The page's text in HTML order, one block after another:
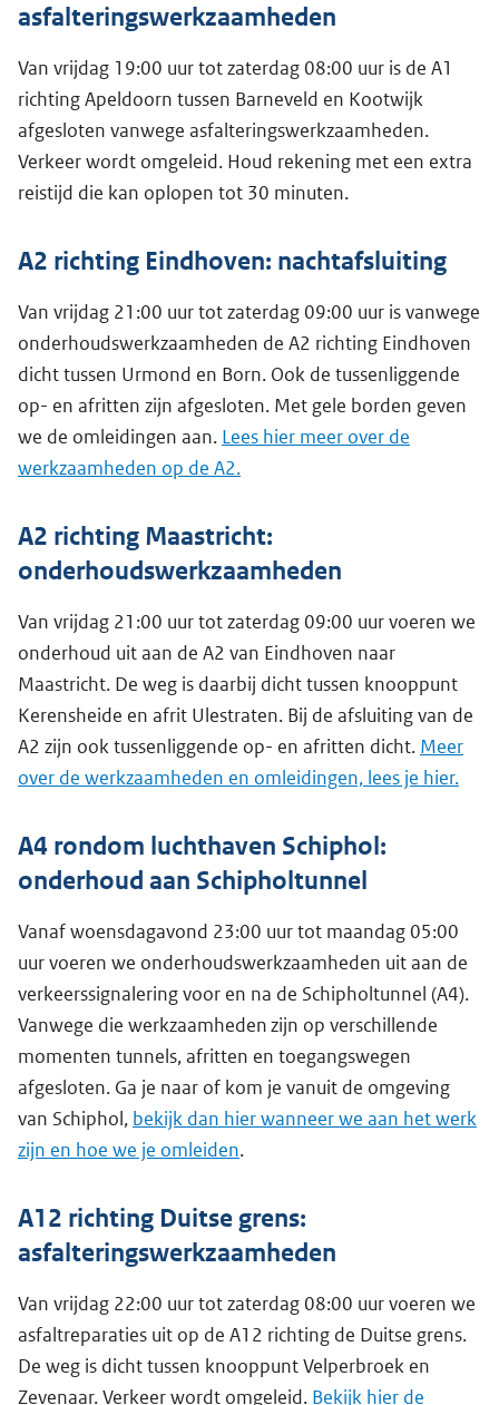
asfalteringswerkzaamheden
Van vrijdag 19:00 uur tot zaterdag 08:00 uur is de A1
richting Apeldoorn tussen Barneveld en Kootwijk
afgesloten vanwege asfalteringswerkzaamheden.
Verkeer wordt omgeleid. Houd rekening met een extra
reistijd die kan oplopen tot 30 minuten.
A2 richting Eindhoven: nachtafsluiting
Van vrijdag 21:00 uur tot zaterdag 09:00 uur is vanwege
onderhoudswerkzaamheden de A2 richting Eindhoven
dicht tussen Urmond en Born. Ook de tussenliggende
op- en afritten zijn afgesloten. Met gele borden geven
we de omleidingen aan. Lees hier meer over de
werkzaamheden op de A2.
A2 richting Maastricht:
onderhoudswerkzaamheden
Van vrijdag 21:00 uur tot zaterdag 09:00 uur voeren we
onderhoud uit aan de A2 van Eindhoven naar
Maastricht. De weg is daarbij dicht tussen knooppunt
Kerensheide en afrit Ulestraten. Bij de afsluiting van de
A2 zijn ook tussenliggende op- en afritten dicht. Meer
over de werkzaamheden en omleidingen, lees je hier.
A4 rondom luchthaven Schiphol:
onderhoud aan Schipholtunnel
Vanaf woensdagavond 23:00 uur tot maandag 05:00
uur voeren we onderhoudswerkzaamheden uit aan de
verkeerssignalering voor en na de Schipholtunnel (A4).
Vanwege die werkzaamheden zijn op verschillende
momenten tunnels, afritten en toegangswegen
afgesloten. Ga je naar of kom je vanuit de omgeving
van Schiphol, bekijk dan hier wanneer we aan het werk
zijn en hoe we je omleiden.
A12 richting Duitse grens:
asfalteringswerkzaamheden
Van vrijdag 22:00 uur tot zaterdag 08:00 uur voeren we
asfaltreparaties uit op de A12 richting de Duitse grens.
De weg is dicht tussen knooppunt Velperbroek en
Zevenaar. Verkeer wordt omgeleid. Bekijk hier de